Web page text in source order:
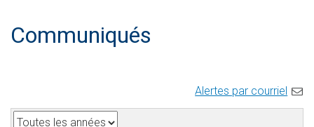
Communiqués
Alertes par courriel
A